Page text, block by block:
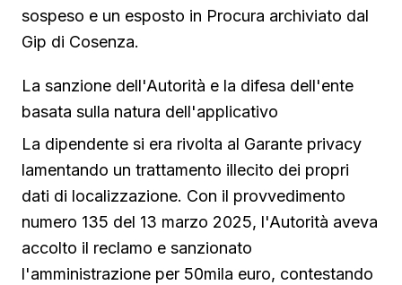
sospeso e un esposto in Procura archiviato dal
Gip di Cosenza.
La sanzione dell'Autorità e la difesa dell'ente
basata sulla natura dell'applicativo
La dipendente si era rivolta al Garante privacy
lamentando un trattamento illecito dei propri
dati di localizzazione. Con il provvedimento
numero 135 del 13 marzo 2025, l'Autorità aveva
accolto il reclamo e sanzionato
l'amministrazione per 50mila euro, contestando